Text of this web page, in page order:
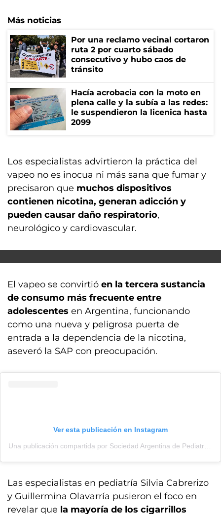
Más noticias
Por una reclamo vecinal cortaron
ruta 2 por cuarto sábado
consecutivo y hubo caos de
tránsito
Hacía acrobacia con la moto en
plena calle y la subía a las redes:
le suspendieron la licenica hasta
2099
Los especialistas advirtieron la práctica del
vapeo no es inocua ni más sana que fumar y
precisaron que muchos dispositivos
contienen nicotina, generan adicción y
pueden causar daño respiratorio,
neurológico y cardiovascular.
El vapeo se convirtió en la tercera sustancia
de consumo más frecuente entre
adolescentes en Argentina, funcionando
como una nueva y peligrosa puerta de
entrada a la dependencia de la nicotina,
aseveró la SAP con preocupación.
Ver esta publicación en Instagram
Las especialistas en pediatría Silvia Cabrerizo
y Guillermina Olavarría pusieron el foco en
revelar que la mayoría de los cigarrillos